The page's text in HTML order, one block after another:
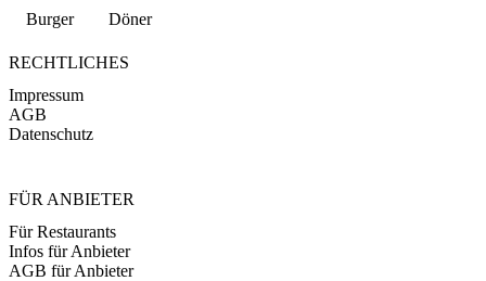
Burger
Döner
RECHTLICHES
Impressum
AGB
Datenschutz
FÜR ANBIETER
Für Restaurants
Infos für Anbieter
AGB für Anbieter